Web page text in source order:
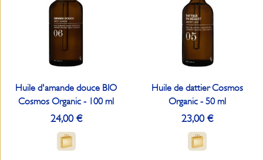
Huile d'amande douce BIO
Cosmos Organic - 100 ml
24,00 €
Huile de dattier Cosmos
Organic - 50 ml
23,00 €